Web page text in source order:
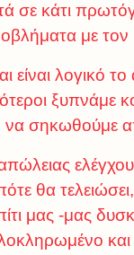
σε κάτι
με
λογικό
ξυπνάμε
να σηκωθούμε
θα
μας -μας